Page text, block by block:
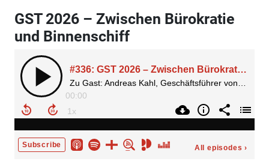
GST 2026 – Zwischen Bürokratie
und Binnenschiff